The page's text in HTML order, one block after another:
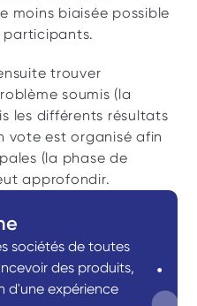
moins biaisée possible
participants.
trouver
soumis (la
les différents résultats
vote est organisé afin
approfondir.
sociétés de toutes
des produits,
d'une expérience